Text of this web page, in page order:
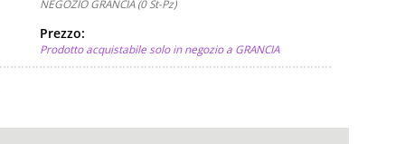
NEGOZIO GRANCIA (0 St-Pz)
Prezzo:
Prodotto acquistabile solo in negozio a GRANCIA